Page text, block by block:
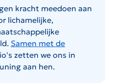
kracht meedoen aan
lichamelijke,
Samen met de
zetten we ons in
aan hen.